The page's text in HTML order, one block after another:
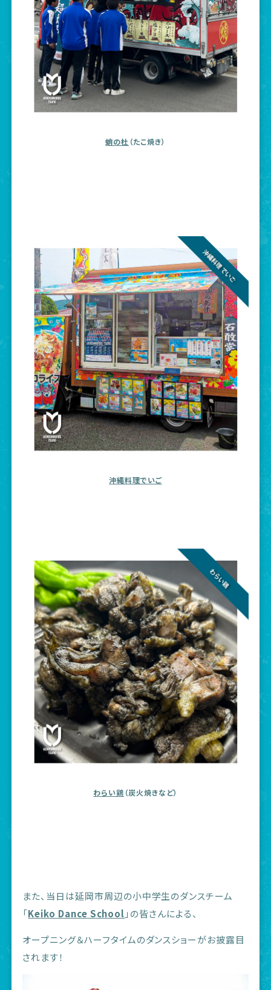
蛸の杜 （たこ焼き）
沖縄料理でいご
わらい鶏 （炭火焼きなど）
また、当日は延岡市周辺の小中学生のダンスチーム
「Keiko Dance School 」の皆さんによる、
オープニング＆ハーフタイムのダンスショーがお披露目
されます！